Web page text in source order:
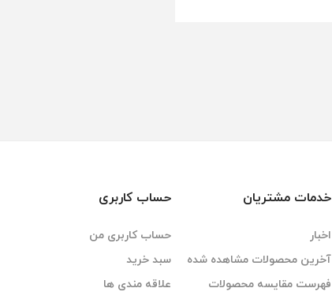
خدمات مشتریان
اخبار
آخرین محصولات مشاهده شده
فهرست مقایسه محصولات
حساب کاربری
حساب کاربری من
سبد خرید
علاقه مندی ها